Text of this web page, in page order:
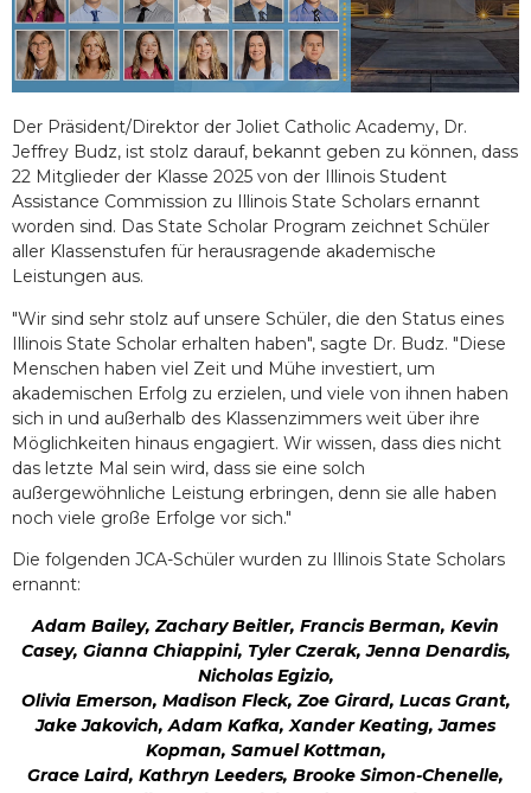
Der Präsident/Direktor der Joliet Catholic Academy, Dr.
Jeffrey Budz, ist stolz darauf, bekannt geben zu können, dass
22 Mitglieder der Klasse 2025 von der Illinois Student
Assistance Commission zu Illinois State Scholars ernannt
worden sind. Das State Scholar Program zeichnet Schüler
aller Klassenstufen für herausragende akademische
Leistungen aus.
"Wir sind sehr stolz auf unsere Schüler, die den Status eines
Illinois State Scholar erhalten haben", sagte Dr. Budz. "Diese
Menschen haben viel Zeit und Mühe investiert, um
akademischen Erfolg zu erzielen, und viele von ihnen haben
sich in und außerhalb des Klassenzimmers weit über ihre
Möglichkeiten hinaus engagiert. Wir wissen, dass dies nicht
das letzte Mal sein wird, dass sie eine solch
außergewöhnliche Leistung erbringen, denn sie alle haben
noch viele große Erfolge vor sich."
Die folgenden JCA-Schüler wurden zu Illinois State Scholars
ernannt:
Adam Bailey, Zachary Beitler, Francis Berman, Kevin
Casey, Gianna Chiappini, Tyler Czerak, Jenna Denardis,
Nicholas Egizio,
Olivia Emerson, Madison Fleck, Zoe Girard, Lucas Grant,
Jake Jakovich, Adam Kafka, Xander Keating, James
Kopman, Samuel Kottman,
Grace Laird, Kathryn Leeders, Brooke Simon-Chenelle,